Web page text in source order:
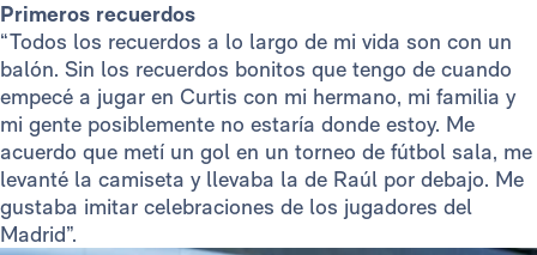
Primeros recuerdos
“Todos los recuerdos a lo largo de mi vida son con un
balón. Sin los recuerdos bonitos que tengo de cuando
empecé a jugar en Curtis con mi hermano, mi familia y
mi gente posiblemente no estaría donde estoy. Me
acuerdo que metí un gol en un torneo de fútbol sala, me
levanté la camiseta y llevaba la de Raúl por debajo. Me
gustaba imitar celebraciones de los jugadores del
Madrid”.